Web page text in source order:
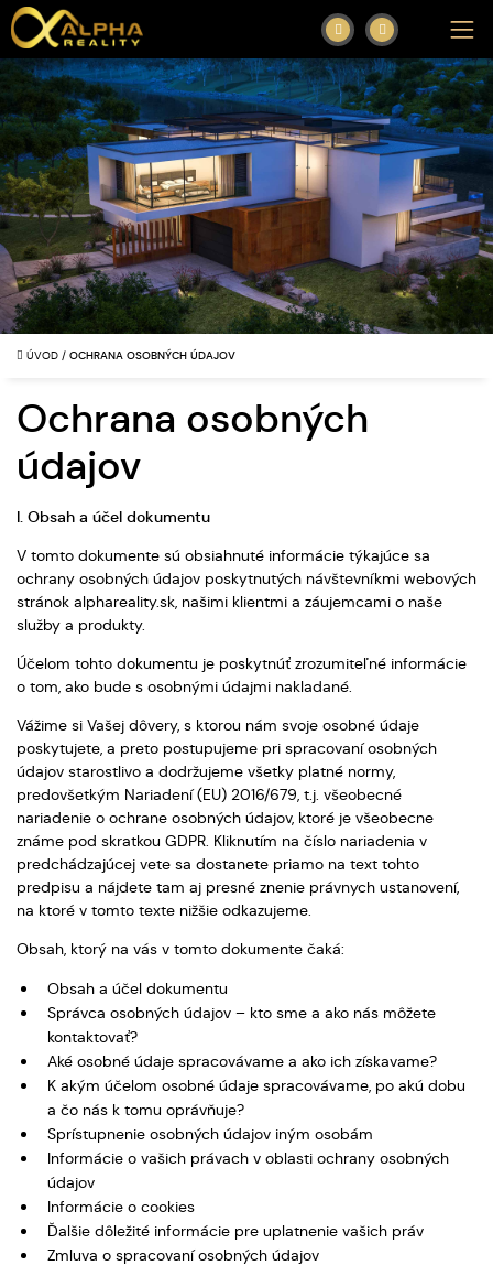
ÚVOD / OCHRANA OSOBNÝCH ÚDAJOV
Ochrana osobných
údajov
I. Obsah a účel dokumentu
V tomto dokumente sú obsiahnuté informácie týkajúce sa
ochrany osobných údajov poskytnutých návštevníkmi webových
stránok alphareality.sk, našimi klientmi a záujemcami o naše
služby a produkty.
Účelom tohto dokumentu je poskytnúť zrozumiteľné informácie
o tom, ako bude s osobnými údajmi nakladané.
Vážime si Vašej dôvery, s ktorou nám svoje osobné údaje
poskytujete, a preto postupujeme pri spracovaní osobných
údajov starostlivo a dodržujeme všetky platné normy,
predovšetkým Nariadení (EU) 2016/679, t.j. všeobecné
nariadenie o ochrane osobných údajov, ktoré je všeobecne
známe pod skratkou GDPR. Kliknutím na číslo nariadenia v
predchádzajúcej vete sa dostanete priamo na text tohto
predpisu a nájdete tam aj presné znenie právnych ustanovení,
na ktoré v tomto texte nižšie odkazujeme.
Obsah, ktorý na vás v tomto dokumente čaká:
Obsah a účel dokumentu
Správca osobných údajov – kto sme a ako nás môžete
kontaktovať?
Aké osobné údaje spracovávame a ako ich získavame?
K akým účelom osobné údaje spracovávame, po akú dobu
a čo nás k tomu oprávňuje?
Sprístupnenie osobných údajov iným osobám
Informácie o vašich právach v oblasti ochrany osobných
údajov
Informácie o cookies
Ďalšie dôležité informácie pre uplatnenie vašich práv
Zmluva o spracovaní osobných údajov